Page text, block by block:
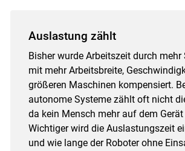
Auslastung zählt
Bisher wurde Arbeitszeit durch
mit mehr Arbeitsbreite,
größeren Maschinen kompensiert.
autonome Systeme zählt oft nicht
da kein Mensch mehr auf dem
Wichtiger wird die Auslastungszeit
und wie lange der Roboter ohne